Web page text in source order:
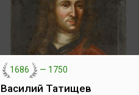
1686 — 1750
Василий Татищев